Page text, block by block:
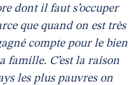
dont il faut s’occuper
que quand on est très
compte pour le bien
famille. C’est la raison
les plus pauvres on